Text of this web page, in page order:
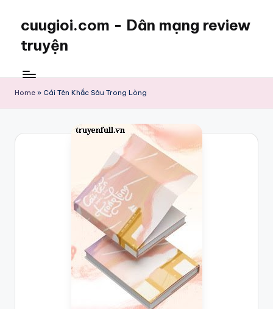
cuugioi.com - Dân mạng review
truyện
Home » Cái Tên Khắc Sâu Trong Lòng